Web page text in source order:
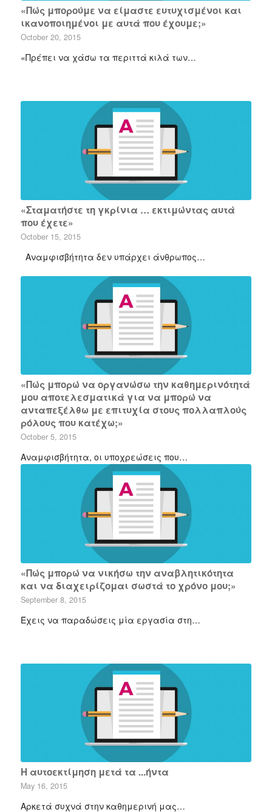
«Πώς μπορούμε να είμαστε ευτυχισμένοι και
ικανοποιημένοι με αυτά που έχουμε;»
October 20, 2015
«Πρέπει να χάσω τα περιττά κιλά των…
«Σταματήστε τη γκρίνια … εκτιμώντας αυτά
που έχετε»
October 15, 2015
Αναμφισβήτητα δεν υπάρχει άνθρωπος…
«Πώς μπορώ να οργανώσω την καθημερινότητά
μου αποτελεσματικά για να μπορώ να
ανταπεξέλθω με επιτυχία στους πολλαπλούς
ρόλους που κατέχω;»
October 5, 2015
Αναμφισβήτητα, οι υποχρεώσεις που…
«Πώς μπορώ να νικήσω την αναβλητικότητα
και να διαχειρίζομαι σωστά το χρόνο μου;»
September 8, 2015
Έχεις να παραδώσεις μία εργασία στη…
Η αυτοεκτίμηση μετά τα ...ήντα
May 16, 2015
Αρκετά συχνά στην καθημερινή μας…